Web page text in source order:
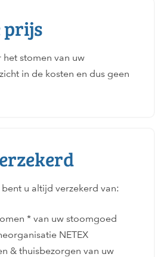
prijs
stomen van uw
in de kosten en dus geen
u altijd verzekerd van:
* van uw stoomgoed
NETEX
& thuisbezorgen van uw